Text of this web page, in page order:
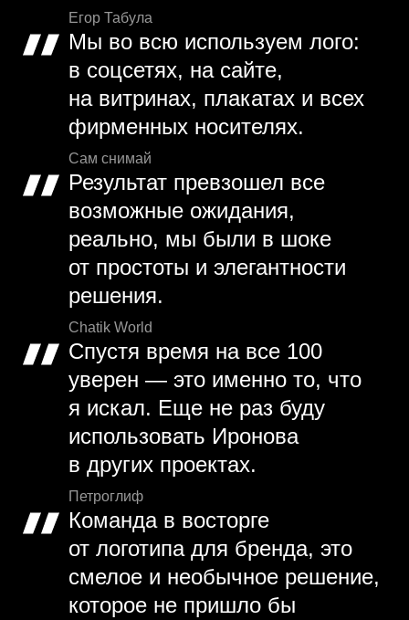
Егор Табула
Мы во всю используем лого:
в соцсетях, на сайте,
на витринах, плакатах и всех
фирменных носителях.
Сам снимай
Результат превзошел все
возможные ожидания,
реально, мы были в шоке
от простоты и элегантности
решения.
Chatik World
Спустя время на все 100
уверен — это именно то, что
я искал. Еще не раз буду
использовать Иронова
в других проектах.
Петроглиф
Команда в восторге
от логотипа для бренда, это
смелое и необычное решение,
которое не пришло бы